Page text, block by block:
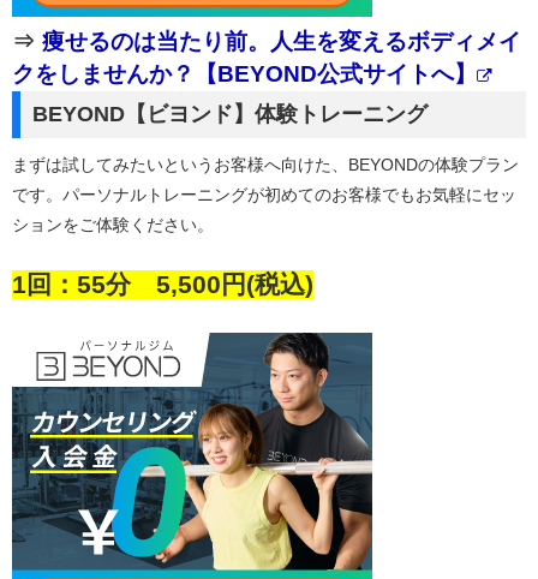
⇒ 痩せるのは当たり前。人生を変えるボディメイ
クをしませんか？【BEYOND公式サイトへ】
BEYOND【ビヨンド】体験トレーニング
まずは試してみたいというお客様へ向けた、BEYONDの体験プラン
です。パーソナルトレーニングが初めてのお客様でもお気軽にセッ
ションをご体験ください。
1回：55分 5,500円(税込)